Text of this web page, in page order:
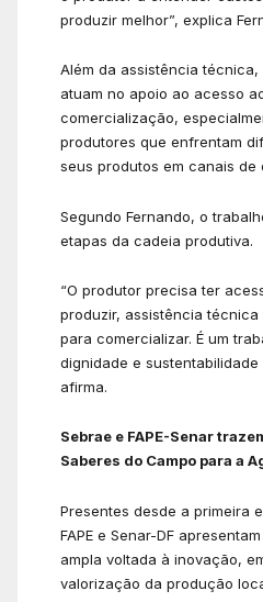
produzir melhor”, explica
Além da assistência
atuam no apoio ao acesso
comercialização,
produtores que enfrentam
seus produtos em canais de
Segundo Fernando, o
etapas da cadeia produtiva.
“O produtor precisa ter
produzir, assistência
para comercializar. É um
dignidade e
afirma.
Sebrae e FAPE-Senar
Saberes do Campo para a
Presentes desde a primeira
FAPE e Senar-DF
ampla voltada à inovação,
valorização da produção